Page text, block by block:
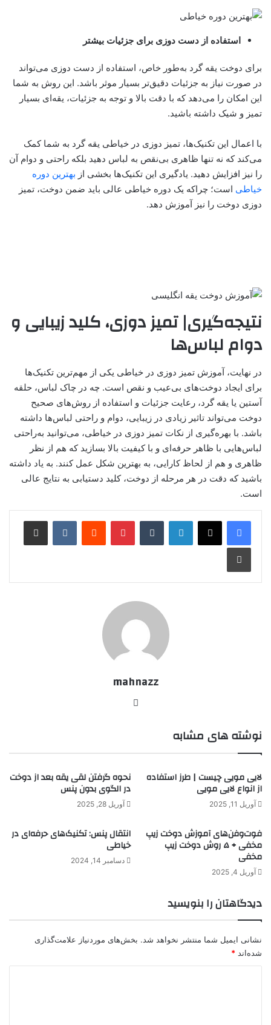
استفاده از دست دوزی برای جزئیات بیشتر
برای دوخت یقه گرد به‌طور خاص، استفاده از دست دوزی می‌تواند
در صورت نیاز به جزئیات دقیق‌تر بسیار موثر باشد. این روش به شما
این امکان را می‌دهد که با دقت بالا و توجه به جزئیات، یقه‌ای بسیار
تمیز و شیک داشته باشید.
با اعمال این تکنیک‌ها، تمیز دوزی در خیاطی یقه گرد به شما کمک
می‌کند که نه تنها ظاهری بی‌نقص به لباس دهید بلکه راحتی و دوام آن
را نیز افزایش دهید. یادگیری این تکنیک‌ها بخشی از بهترین دوره
خیاطی است؛ چراکه یک دوره خیاطی عالی باید ضمن دوخت، تمیز
دوزی دوخت را نیز آموزش دهد.
نتیجه‌گیری| تمیز دوزی، کلید زیبایی و
دوام لباس‌ها
در نهایت، آموزش تمیز دوزی در خیاطی یکی از مهم‌ترین تکنیک‌ها
برای ایجاد دوخت‌های بی‌عیب و نقص است. چه در چاک لباس، حلقه
آستین یا یقه گرد، رعایت جزئیات و استفاده از روش‌های صحیح
دوخت می‌تواند تاثیر زیادی در زیبایی، دوام و راحتی لباس‌ها داشته
باشد. با بهره‌گیری از نکات تمیز دوزی در خیاطی، می‌توانید به‌راحتی
لباس‌هایی با ظاهر حرفه‌ای و با کیفیت بالا بسازید که هم از نظر
ظاهری و هم از لحاظ کارایی، به بهترین شکل عمل کنند. به یاد داشته
باشید که دقت در هر مرحله از دوخت، کلید دستیابی به نتایج عالی
است.
لینکدین ‫تامبلر ‫پین‌ترست‫رددیت ‫VKontakteاشتراک گذاری از طریق ایمیل
چاپ
mahnazz
نوشته های مشابه
لایی مویی چیست | طرز استفاده
از انواع لایی مویی
آوریل 11, 2025
نحوه گرفتن لقی یقه بعد از دوخت
در الگوی بدون پنس
آوریل 28, 2025
فوت‌وفن‌های آموزش دوخت زیپ
مخفی + ۵ روش دوخت زیپ
مخفی
آوریل 4, 2025
انتقال پنس: تکنیک‌های حرفه‌ای در
خیاطی
دسامبر 14, 2024
دیدگاهتان را بنویسید
نشانی ایمیل شما منتشر نخواهد شد. بخش‌های موردنیاز علامت‌گذاری
شده‌اند *